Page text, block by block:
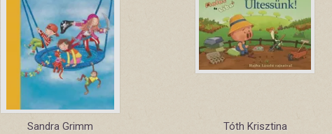
Sandra Grimm Tóth Krisztina